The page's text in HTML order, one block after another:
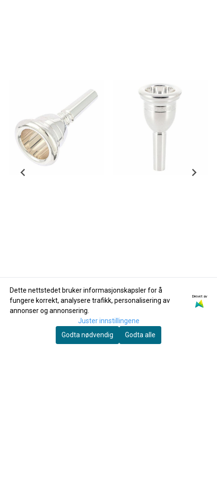
Perantucci
Perantucci PT-84
munnstykke, tuba
munnstykke, tuba
1.150,-
Dette nettstedet bruker informasjonskapsler for å
fungere korrekt, analysere trafikk, personalisering av
annonser og annonsering.
Drevet av
Juster innstillingene
Godta nødvendig
Godta alle